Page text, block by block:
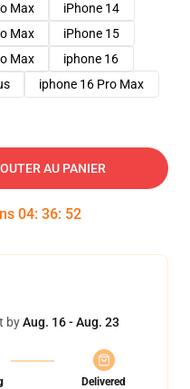
Max
iPhone 14
Max
iPhone 15
Max
iphone 16
iphone 16 Pro Max
AU PANIER
04: 36: 52
byAug. 16 - Aug. 23
Delivered